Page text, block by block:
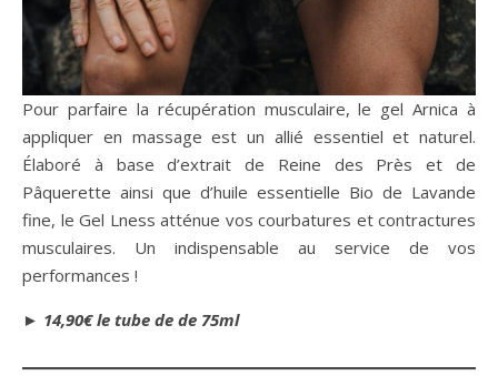
Pour parfaire la récupération musculaire, le gel Arnica à
appliquer en massage est un allié essentiel et naturel.
Élaboré à base d’extrait de Reine des Près et de
Pâquerette ainsi que d’huile essentielle Bio de Lavande
fine, le Gel Lness atténue vos courbatures et contractures
musculaires. Un indispensable au service de vos
performances !
► 14,90€ le tube de de 75ml